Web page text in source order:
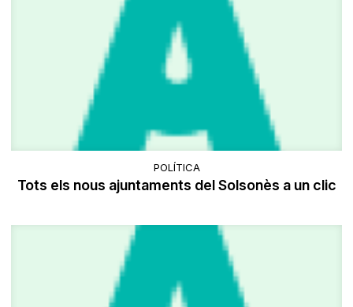
POLÍTICA
Tots els nous ajuntaments del Solsonès a un clic